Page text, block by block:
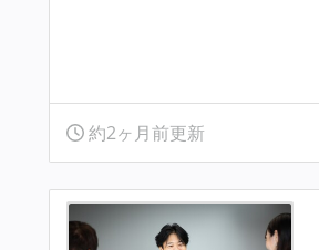
約2ヶ月前更新